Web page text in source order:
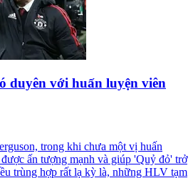
duyên với huấn luyện viên
trong khi chưa một vị huấn
ấn tượng mạnh và giúp 'Quỷ đỏ' trở
trùng hợp rất lạ kỳ là, những HLV tạm